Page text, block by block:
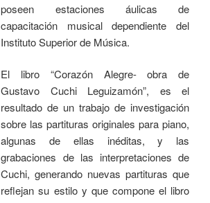
poseen estaciones áulicas de
capacitación musical dependiente del
Instituto Superior de Música.
El libro “Corazón Alegre- obra de
Gustavo Cuchi Leguizamón”, es el
resultado de un trabajo de investigación
sobre las partituras originales para piano,
algunas de ellas inéditas, y las
grabaciones de las interpretaciones de
Cuchi, generando nuevas partituras que
reflejan su estilo y que compone el libro